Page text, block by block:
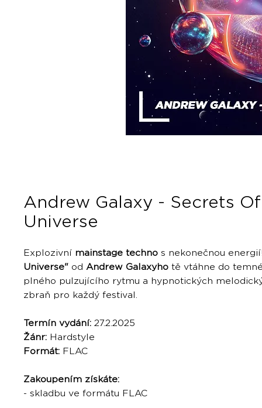
Andrew Galaxy - Secrets
Universe
Explozivní mainstage techno s nekonečnou
Universe" od Andrew Galaxyho tě vtáhne do
plného pulzujícího rytmu a hypnotických
zbraň pro každý festival.
Termín vydání: 27.2.2025
Žánr: Hardstyle
Formát: FLAC
Zakoupením získáte:
- skladbu ve formátu FLAC